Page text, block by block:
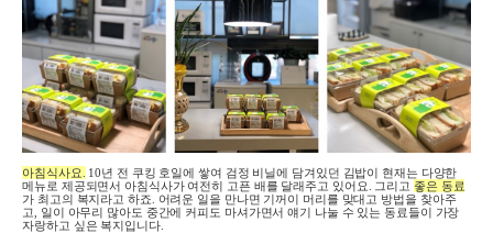
아침식사요 10년 전 쿠킹 호일에 쌓여 검정 비닐에 담겨있던 김밥이 현재는 다양한
메뉴로 제공되면서 아침식사가 여전히 고픈 배를 달래주고 있어요 그리고 좋은 동료
가 최고의 복지라고 하죠
어려운 일을 만나면 기꺼이 머리를 맞대고 방법을 찾아주
고
일이 아무리 많아도 중간에 커피도 마셔가면서 얘기 나눌 수 있는 동료들이 가장
자랑하고 싶은 복지입니다.